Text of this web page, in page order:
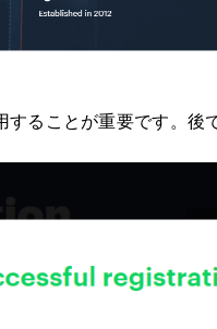
ることが重要です。後